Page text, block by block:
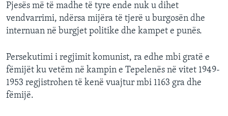
Pjesës më të madhe të tyre ende nuk u dihet
vendvarrimi, ndërsa mijëra të tjerë u burgosën dhe
internuan në burgjet politike dhe kampet e punës.
Persekutimi i regjimit komunist, ra edhe mbi gratë e
fëmijët ku vetëm në kampin e Tepelenës në vitet 1949-
1953 regjistrohen të kenë vuajtur mbi 1163 gra dhe
fëmijë.